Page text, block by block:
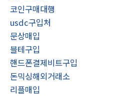
코인구매대행
usdc구입처
문상매입
블테구입
핸드폰결제비트구입
돈믹싱해외거래소
리플매입